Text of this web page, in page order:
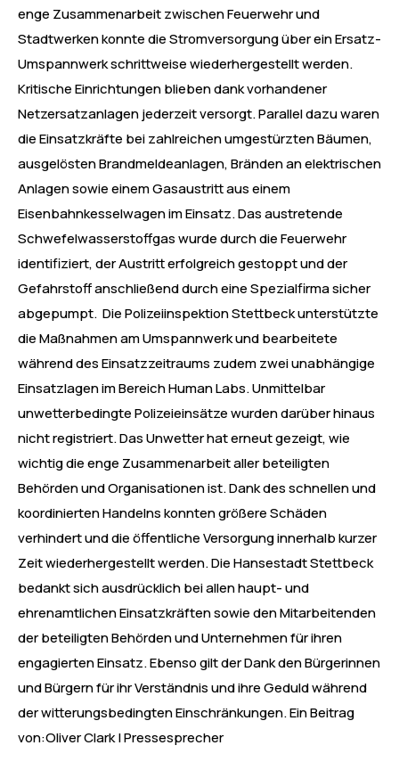
enge Zusammenarbeit zwischen Feuerwehr und
Stadtwerken konnte die Stromversorgung über ein Ersatz-
Umspannwerk schrittweise wiederhergestellt werden.
Kritische Einrichtungen blieben dank vorhandener
Netzersatzanlagen jederzeit versorgt. Parallel dazu waren
die Einsatzkräfte bei zahlreichen umgestürzten Bäumen,
ausgelösten Brandmeldeanlagen, Bränden an elektrischen
Anlagen sowie einem Gasaustritt aus einem
Eisenbahnkesselwagen im Einsatz. Das austretende
Schwefelwasserstoffgas wurde durch die Feuerwehr
identifiziert, der Austritt erfolgreich gestoppt und der
Gefahrstoff anschließend durch eine Spezialfirma sicher
abgepumpt. Die Polizeiinspektion Stettbeck unterstützte
die Maßnahmen am Umspannwerk und bearbeitete
während des Einsatzzeitraums zudem zwei unabhängige
Einsatzlagen im Bereich Human Labs. Unmittelbar
unwetterbedingte Polizeieinsätze wurden darüber hinaus
nicht registriert. Das Unwetter hat erneut gezeigt, wie
wichtig die enge Zusammenarbeit aller beteiligten
Behörden und Organisationen ist. Dank des schnellen und
koordinierten Handelns konnten größere Schäden
verhindert und die öffentliche Versorgung innerhalb kurzer
Zeit wiederhergestellt werden. Die Hansestadt Stettbeck
bedankt sich ausdrücklich bei allen haupt- und
ehrenamtlichen Einsatzkräften sowie den Mitarbeitenden
der beteiligten Behörden und Unternehmen für ihren
engagierten Einsatz. Ebenso gilt der Dank den Bürgerinnen
und Bürgern für ihr Verständnis und ihre Geduld während
der witterungsbedingten Einschränkungen. Ein Beitrag
von:Oliver Clark | Pressesprecher